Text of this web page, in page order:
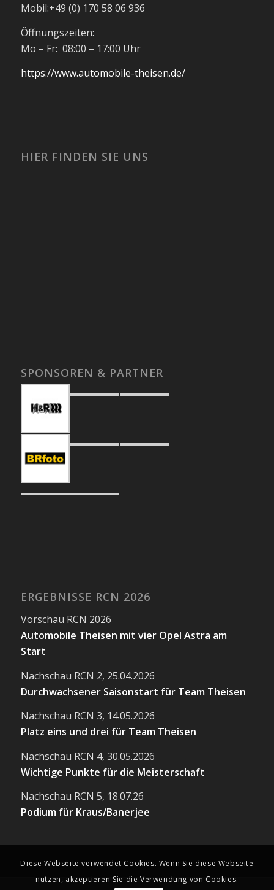
Mobil:+49 (0) 170 58 06 936
Öffnungszeiten:
Mo – Fr: 08:00 – 17:00 Uhr
https://www.automobile-theisen.de/
HIER FINDEN SIE UNS
SPONSOREN & PARTNER
ERGEBNISSE RCN 2026
Vorschau RCN 2026
Automobile Theisen mit vier Opel Astra am
Start
Nachschau RCN 2, 25.04.2026
Durchwachsener Saisonstart für Team Theisen
Nachschau RCN 3, 14.05.2026
Platz eins und drei für Team Theisen
Nachschau RCN 4, 30.05.2026
Wichtige Punkte für die Meisterschaft
Nachschau RCN 5, 18.07.26
Podium für Kraus/Banerjee
Diese Webseite verwendet Cookies. Wenn Sie diese Webseite
nutzen, akzeptieren Sie die Verwendung von Cookies.